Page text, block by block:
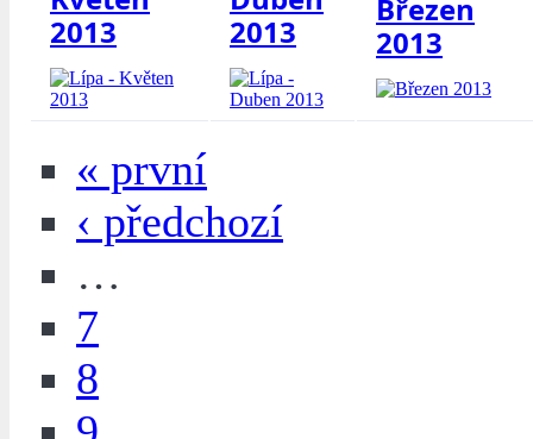
2013
2013
Březen
2013
« první
‹ předchozí
…
7
8